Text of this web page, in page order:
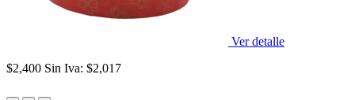
Ver detalle
$2,400 Sin Iva: $2,017